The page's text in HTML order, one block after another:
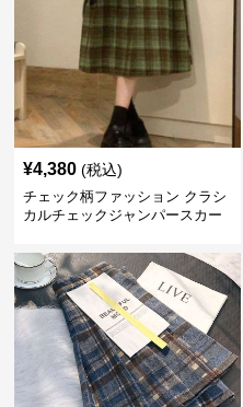
¥4,380 (税込)
チェック柄ファッション クラシ
カルチェックジャンパースカー